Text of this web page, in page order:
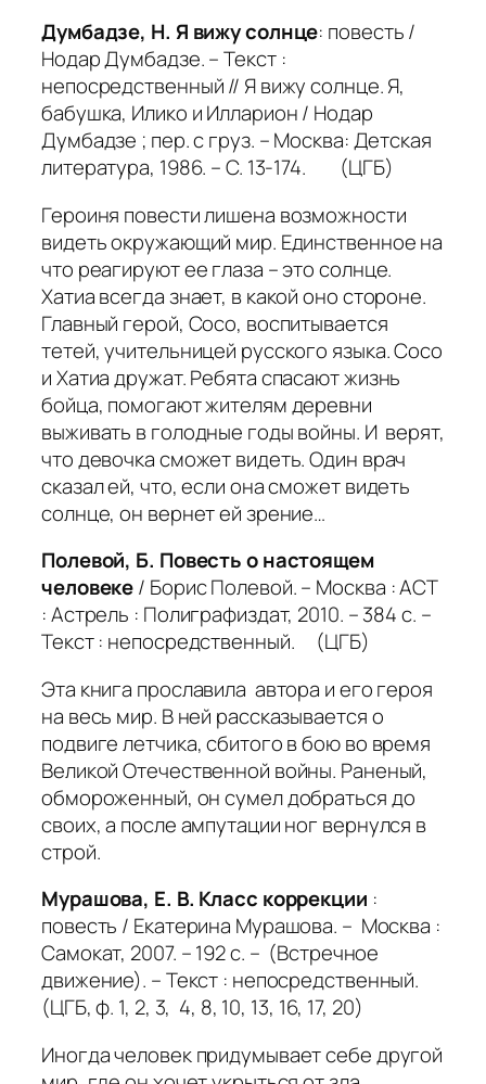
Думбадзе, Н. Я вижу солнце: повесть /
Нодар Думбадзе. – Текст :
непосредственный // Я вижу солнце. Я,
бабушка, Илико и Илларион / Нодар
Думбадзе ; пер. с груз. – Москва: Детская
литература, 1986. – С. 13-174. (ЦГБ)
Героиня повести лишена возможности
видеть окружающий мир. Единственное на
что реагируют ее глаза – это солнце.
Хатиа всегда знает, в какой оно стороне.
Главный герой, Сосо, воспитывается
тетей, учительницей русского языка. Сосо
и Хатиа дружат. Ребята спасают жизнь
бойца, помогают жителям деревни
выживать в голодные годы войны. И верят,
что девочка сможет видеть. Один врач
сказал ей, что, если она сможет видеть
солнце, он вернет ей зрение…
Полевой, Б. Повесть о настоящем
человеке/ Борис Полевой. – Москва : АСТ
: Астрель : Полиграфиздат, 2010. – 384 с. –
Текст : непосредственный. (ЦГБ)
Эта книга прославила автора и его героя
на весь мир. В ней рассказывается о
подвиге летчика, сбитого в бою во время
Великой Отечественной войны. Раненый,
обмороженный, он сумел добраться до
своих, а после ампутации ног вернулся в
строй.
Мурашова, Е. В. Класс коррекции :
повесть / Екатерина Мурашова. – Москва :
Самокат, 2007. – 192 с. – (Встречное
движение). – Текст : непосредственный.
(ЦГБ, ф. 1, 2, 3, 4, 8, 10, 13, 16, 17, 20)
Иногда человек придумывает себе другой